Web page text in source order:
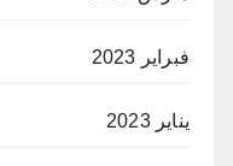
فبراير 2023
يناير 2023